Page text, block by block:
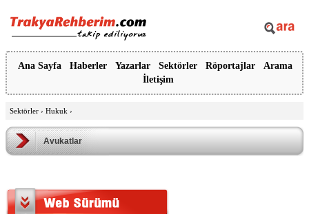
Ana Sayfa Haberler Yazarlar Sektörler Röportajlar
Arama
İletişim
Sektörler › Hukuk ›
Avukatlar